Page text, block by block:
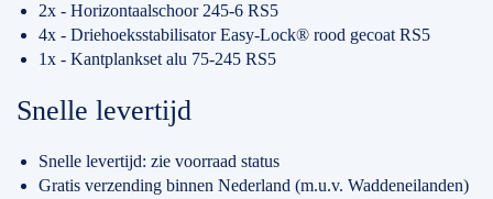
2x - Horizontaalschoor 245-6 RS5
4x - Driehoeksstabilisator Easy-Lock® rood gecoat RS5
1x - Kantplankset alu 75-245 RS5
Snelle levertijd
Snelle levertijd: zie voorraad status
Gratis verzending binnen Nederland (m.u.v. Waddeneilanden)